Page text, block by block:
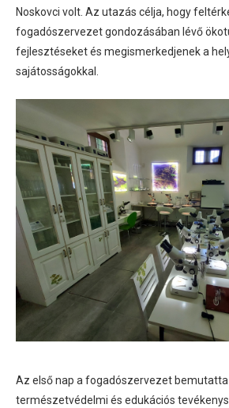
Noskovci volt. Az utazás célja, hogy
fogadószervezet gondozásában lévő
fejlesztéseket és megismerkedjenek a
sajátosságokkal.
Az első nap a fogadószervezet bemutatta
természetvédelmi és edukációs